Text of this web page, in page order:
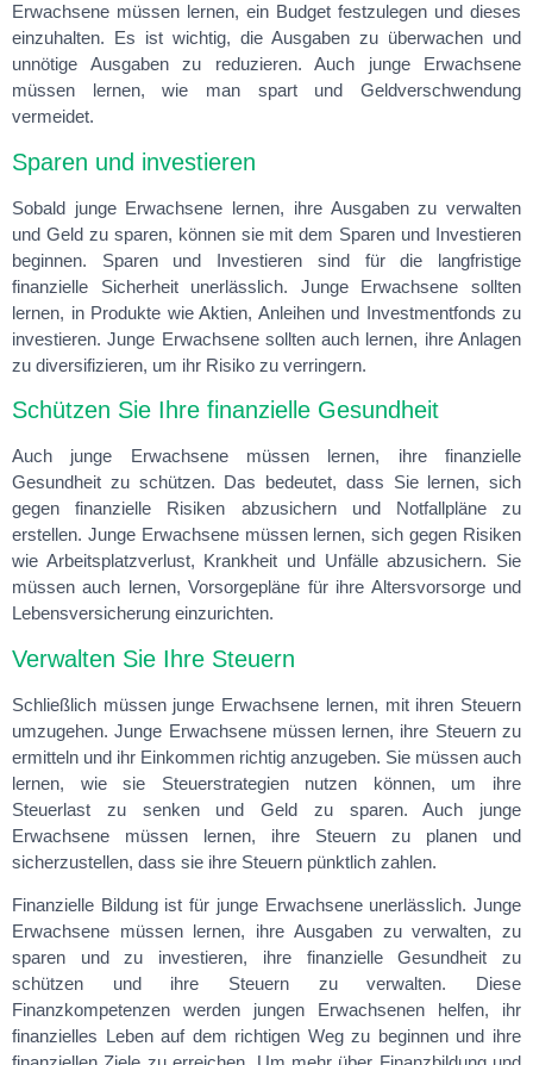
Erwachsene müssen lernen, ein Budget festzulegen und dieses
einzuhalten. Es ist wichtig, die Ausgaben zu überwachen und
unnötige Ausgaben zu reduzieren. Auch junge Erwachsene
müssen lernen, wie man spart und Geldverschwendung
vermeidet.
Sparen und investieren
Sobald junge Erwachsene lernen, ihre Ausgaben zu verwalten
und Geld zu sparen, können sie mit dem Sparen und Investieren
beginnen. Sparen und Investieren sind für die langfristige
finanzielle Sicherheit unerlässlich. Junge Erwachsene sollten
lernen, in Produkte wie Aktien, Anleihen und Investmentfonds zu
investieren. Junge Erwachsene sollten auch lernen, ihre Anlagen
zu diversifizieren, um ihr Risiko zu verringern.
Schützen Sie Ihre finanzielle Gesundheit
Auch junge Erwachsene müssen lernen, ihre finanzielle
Gesundheit zu schützen. Das bedeutet, dass Sie lernen, sich
gegen finanzielle Risiken abzusichern und Notfallpläne zu
erstellen. Junge Erwachsene müssen lernen, sich gegen Risiken
wie Arbeitsplatzverlust, Krankheit und Unfälle abzusichern. Sie
müssen auch lernen, Vorsorgepläne für ihre Altersvorsorge und
Lebensversicherung einzurichten.
Verwalten Sie Ihre Steuern
Schließlich müssen junge Erwachsene lernen, mit ihren Steuern
umzugehen. Junge Erwachsene müssen lernen, ihre Steuern zu
ermitteln und ihr Einkommen richtig anzugeben. Sie müssen auch
lernen, wie sie Steuerstrategien nutzen können, um ihre
Steuerlast zu senken und Geld zu sparen. Auch junge
Erwachsene müssen lernen, ihre Steuern zu planen und
sicherzustellen, dass sie ihre Steuern pünktlich zahlen.
Finanzielle Bildung ist für junge Erwachsene unerlässlich. Junge
Erwachsene müssen lernen, ihre Ausgaben zu verwalten, zu
sparen und zu investieren, ihre finanzielle Gesundheit zu
schützen und ihre Steuern zu verwalten. Diese
Finanzkompetenzen werden jungen Erwachsenen helfen, ihr
finanzielles Leben auf dem richtigen Weg zu beginnen und ihre